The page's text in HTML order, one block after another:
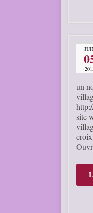
un
site